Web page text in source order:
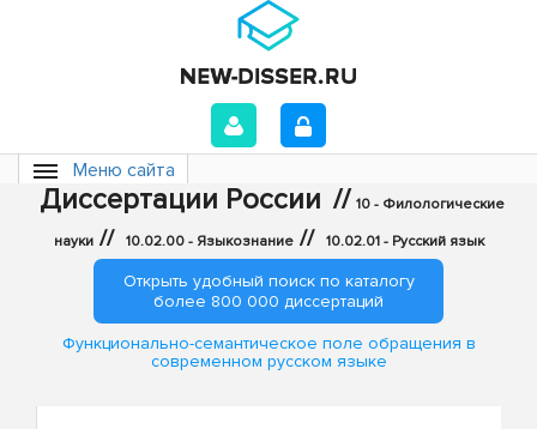
Меню сайта
Диссертации России // 10 - Филологические
науки // 10.02.00 - Языкознание // 10.02.01 - Русский язык
Открыть удобный поиск по каталогу
более 800 000 диссертаций
Функционально-семантическое поле обращения в
современном русском языке